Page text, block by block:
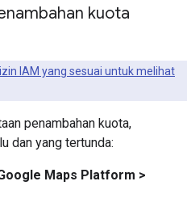
kuota
izin IAM yang sesuai untuk melihat
penambahan kuota,
dan yang tertunda:
Maps Platform >